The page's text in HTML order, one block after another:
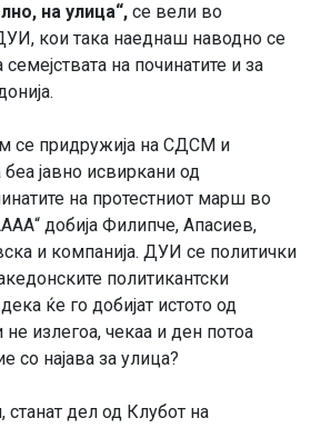
на улица“, се вели во
кои така наеднаш наводно се
на починатите и за
се придружија на СДСМ и
јавно исвиркани од
на протестниот марш во
добија Филипче, Апасиев,
и компанија. ДУИ се политички
политикантски
ќе го добијат истото од
не излегоа, чекаа и ден потоа
со најава за улица?
станат дел од Клубот на